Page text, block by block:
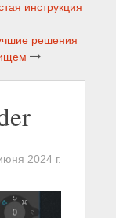
инструкция
решения
2024 г.